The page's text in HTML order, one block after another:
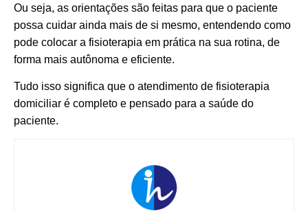
Ou seja, as orientações são feitas para que o paciente
possa cuidar ainda mais de si mesmo, entendendo como
pode colocar a fisioterapia em prática na sua rotina, de
forma mais autônoma e eficiente.
Tudo isso significa que o atendimento de fisioterapia
domiciliar é completo e pensado para a saúde do
paciente.